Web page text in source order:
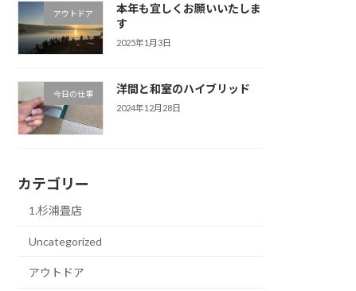
アウトドア
本年も宜しくお願いいたしま
す
2025年1月3日
今日の仕事 洋間と和室のハイブリッド
2024年12月28日
カテゴリー
1.杉浦畳店
Uncategorized
アウトドア